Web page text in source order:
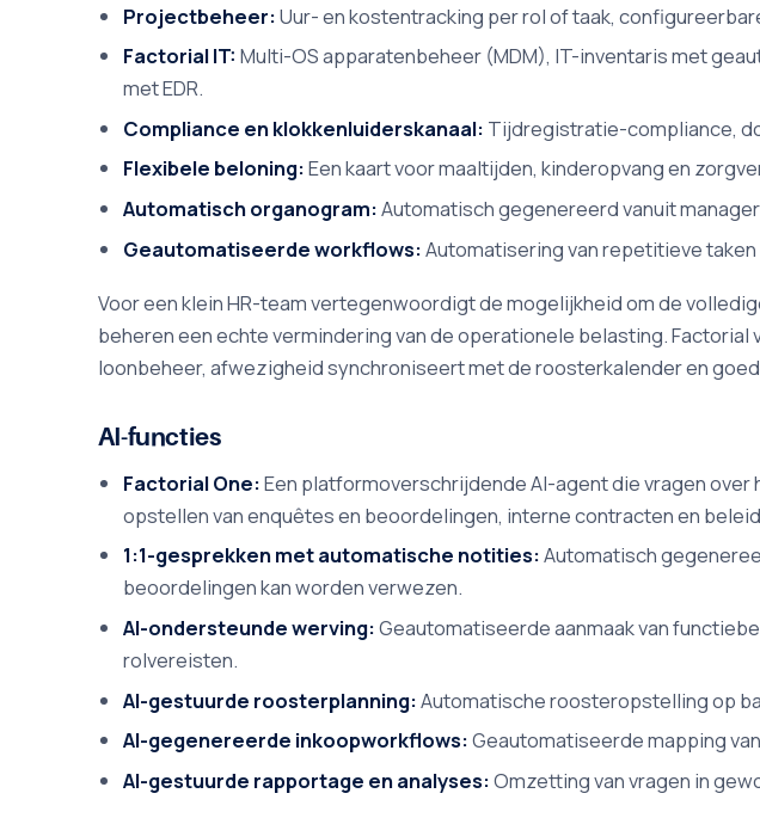
Projectbeheer:Uur- en kostentracking per rol of taak,
Factorial IT: Multi-OS apparatenbeheer (MDM), IT-inventaris met
met EDR.
Compliance en klokkenluiderskanaal: Tijdregistratie-compliance,
Flexibele beloning:Een kaart voor maaltijden, kinderopvang en
Automatisch organogram:Automatisch gegenereerd vanuit
Geautomatiseerde workflows:Automatisering van repetitieve
Voor een klein HR-team vertegenwoordigt de mogelijkheid om de
beheren een echte vermindering van de operationele belasting.
loonbeheer, afwezigheid synchroniseert met de roosterkalender en
AI-functies
Factorial One:Een platformoverschrijdende AI-agent die vragen
opstellen van enquêtes en beoordelingen, interne contracten en
1:1-gesprekken met automatische notities:Automatisch
beoordelingen kan worden verwezen.
AI-ondersteunde werving:Geautomatiseerde aanmaak van
rolvereisten.
AI-gestuurde roosterplanning:Automatische roosteropstelling op
AI-gegenereerde inkoopworkflows:Geautomatiseerde mapping
AI-gestuurde rapportage en analyses:Omzetting van vragen in